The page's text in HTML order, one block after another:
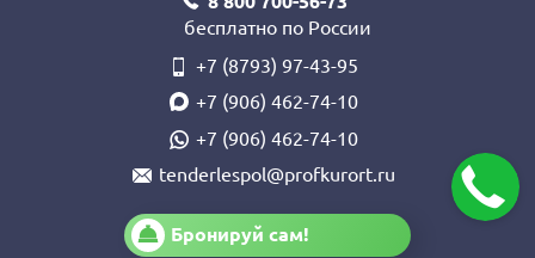
бесплатно по России
+7 (8793) 97-43-95
+7 (906) 462-74-10
+7 (906) 462-74-10
tenderlespol@profkurort.ru
Бронируй сам!